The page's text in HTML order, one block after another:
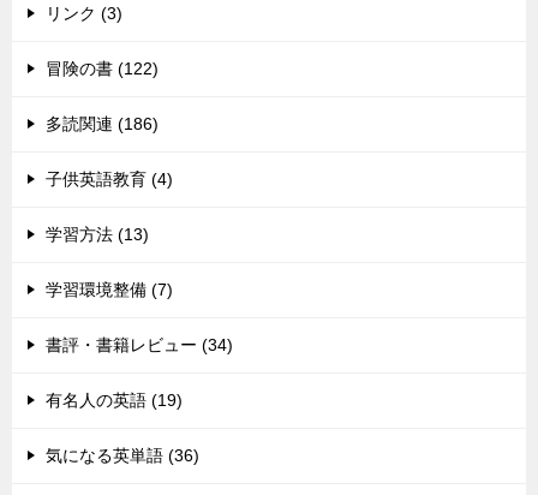
リンク (3)
冒険の書 (122)
多読関連 (186)
子供英語教育 (4)
学習方法 (13)
学習環境整備 (7)
書評・書籍レビュー (34)
有名人の英語 (19)
気になる英単語 (36)